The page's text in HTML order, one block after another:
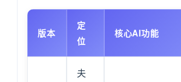
版本
定
位
核心AI功能
夫